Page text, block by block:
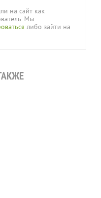
на сайт как
Мы
либо зайти на